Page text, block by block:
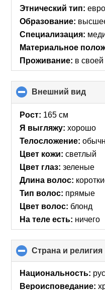
Этнический тип:
Образование:
Специализация:
Материальное
Проживание: в
Внешний вид
to
Рост: 165 см
Я выгляжу: хорошо
Телосложение:
Цвет кожи: светлый
Цвет глаз: зеленые
Длина волос:
Тип волос: прямые
Цвет волос: блонд
На теле есть: ничего
Страна и религия
Национальность:
Вероисповедание: